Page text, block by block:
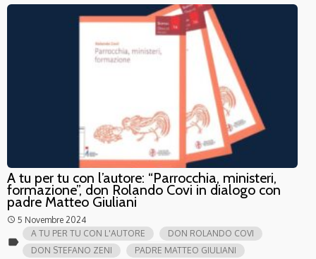
A tu per tu con l’autore: “Parrocchia, ministeri,
formazione”, don Rolando Covi in dialogo con
padre Matteo Giuliani
access_time 5 Novembre 2024
label
A TU PER TU CON L'AUTORE
DON ROLANDO COVI
DON STEFANO ZENI
PADRE MATTEO GIULIANI